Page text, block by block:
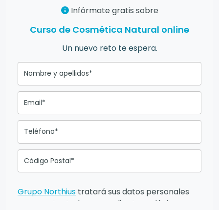
Infórmate gratis sobre
Curso de Cosmética Natural online
Un nuevo reto te espera.
Nombre y apellidos*
Email*
Teléfono*
Código Postal*
Grupo Northius tratará sus datos personales
para contactarle por medios tecnológicos,